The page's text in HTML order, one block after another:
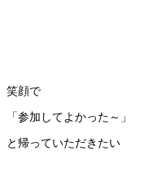
笑顔で
「参加してよかった～」
と帰っていただきたい